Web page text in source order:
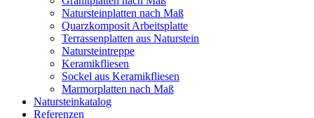
Natursteinplatten nach Maß
Quarzkomposit Arbeitsplatte
Terrassenplatten aus Naturstein
Natursteintreppe
Keramikfliesen
Sockel aus Keramikfliesen
Marmorplatten nach Maß
Natursteinkatalog
Referenzen